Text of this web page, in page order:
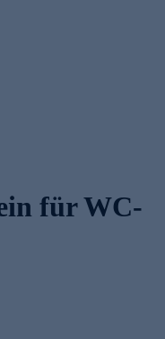
für WC-